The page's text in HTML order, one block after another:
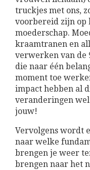
truckjes met ons,
voorbereid zijn op
moederschap.
kraamtranen en
verwerken van de
die naar één
moment toe
impact hebben al
veranderingen
jouw!
Vervolgens wordt
naar welke
brengen je weer
brengen naar het